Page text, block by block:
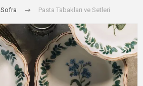
Sofra Pasta Tabakları ve Setleri